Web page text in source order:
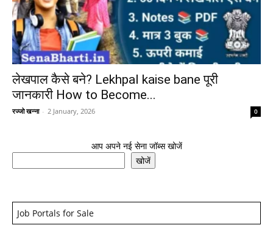
लेखपाल कैसे बने? Lekhpal kaise bane पूरी
जानकारी How to Become...
रज्जो खन्ना - 2 January, 2026 0
आप अपने नई सेना जॉब्स खोजें
खोजें
Job Portals for Sale